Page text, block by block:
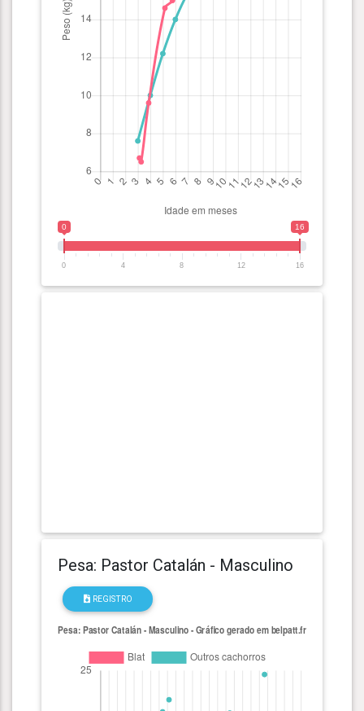
0 16
0 4 8 12 16
Pesa: Pastor Catalán - Masculino
REGISTRO